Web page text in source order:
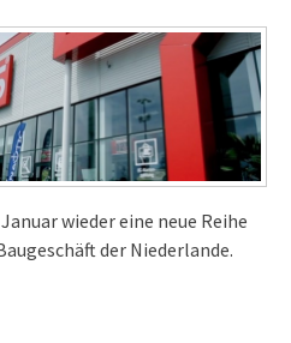
wieder eine neue Reihe
der Niederlande.